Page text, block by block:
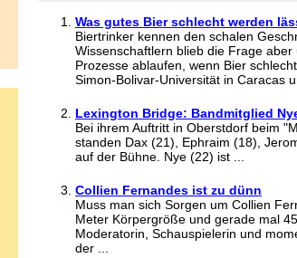
Was gutes Bier schlecht werden
Biertrinker kennen den schalen
Wissenschaftlern blieb die Frage
Prozesse ablaufen, wenn Bier
Simon-Bolivar-Universität in Caracas
Lexington Bridge: Bandmitglied
Bei ihrem Auftritt in Oberstdorf beim
standen Dax (21), Ephraim (18),
auf der Bühne. Nye (22) ist ...
Collien Fernandes ist zu dünn
Muss man sich Sorgen um Collien
Meter Körpergröße und gerade mal
Moderatorin, Schauspielerin und
der ...